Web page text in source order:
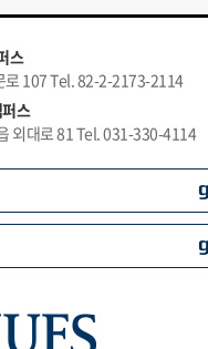
스
로 107 Tel. 82-2-2173-2114
스
외대로 81 Tel. 031-330-4114